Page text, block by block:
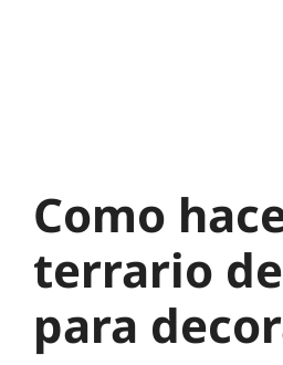
Como
terrario
para